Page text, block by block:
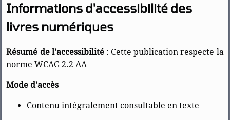
Informations d'accessibilité des
livres numériques
Résumé de l'accessibilité: Cette publication respecte la
norme WCAG 2.2 AA
Mode d'accès
Contenu intégralement consultable en texte